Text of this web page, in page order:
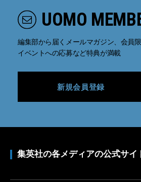
UOMO
編集部から届くメールマガジン、会員
イベントへの応募など特典が満載
新規会員登録
集英社の各メディアの公式サイ